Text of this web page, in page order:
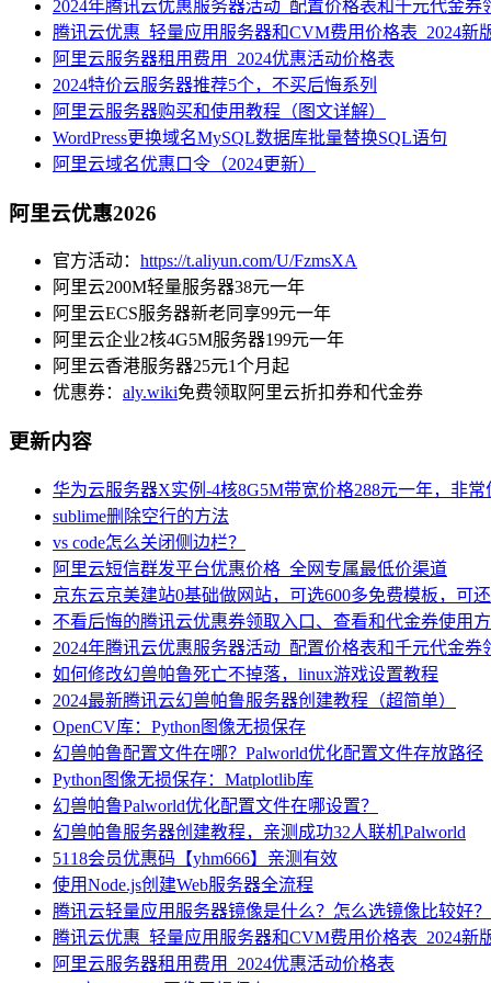
2024年腾讯云优惠服务器活动_配置价格表和千元代金券
腾讯云优惠_轻量应用服务器和CVM费用价格表_2024新
阿里云服务器租用费用_2024优惠活动价格表
2024特价云服务器推荐5个，不买后悔系列
阿里云服务器购买和使用教程（图文详解）
WordPress更换域名MySQL数据库批量替换SQL语句
阿里云域名优惠口令（2024更新）
阿里云优惠2026
官方活动： https://t.aliyun.com/U/FzmsXA
阿里云200M轻量服务器38元一年
阿里云ECS服务器新老同享99元一年
阿里云企业2核4G5M服务器199元一年
阿里云香港服务器25元1个月起
优惠券： aly.wiki免费领取阿里云折扣券和代金券
更新内容
华为云服务器X实例-4核8G5M带宽价格288元一年，非常
sublime删除空行的方法
vs code怎么关闭侧边栏？
阿里云短信群发平台优惠价格_全网专属最低价渠道
京东云京美建站0基础做网站，可选600多免费模板，可还
不看后悔的腾讯云优惠券领取入口、查看和代金券使用
2024年腾讯云优惠服务器活动_配置价格表和千元代金券
如何修改幻兽帕鲁死亡不掉落，linux游戏设置教程
2024最新腾讯云幻兽帕鲁服务器创建教程（超简单）
OpenCV库：Python图像无损保存
幻兽帕鲁配置文件在哪？Palworld优化配置文件存放路径
Python图像无损保存：Matplotlib库
幻兽帕鲁Palworld优化配置文件在哪设置？
幻兽帕鲁服务器创建教程，亲测成功32人联机Palworld
5118会员优惠码【yhm666】亲测有效
使用Node.js创建Web服务器全流程
腾讯云轻量应用服务器镜像是什么？怎么选镜像比较好？
腾讯云优惠_轻量应用服务器和CVM费用价格表_2024新
阿里云服务器租用费用_2024优惠活动价格表